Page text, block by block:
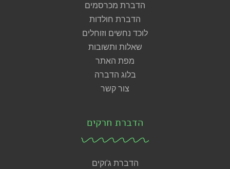
הדברת מכרסמים
הדברת חולדות
לוכד נחשים וזוחלים
שאלות ותשובות
מפת האתר
בלוג הדברה
צור קשר
הדברת חרקים
הדברת ג'וקים